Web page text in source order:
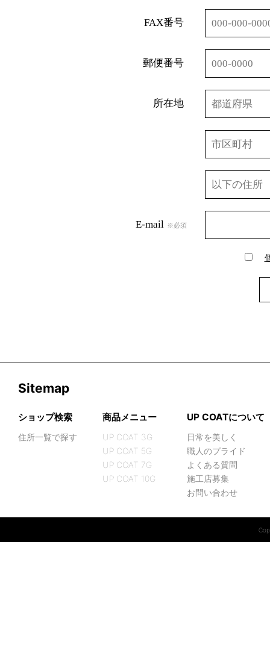
FAX番号
郵便番号
所在地
E-mail ※必須
Sitemap
ショップ検索
住所一覧で探す
商品メニュー
UP COAT 3G
UP COAT 5G
UP COAT 7G
UP COAT 10G
UP COATについて
日常を美しく
職人のプライド
よくある質問
施工店募集
お問い合わせ